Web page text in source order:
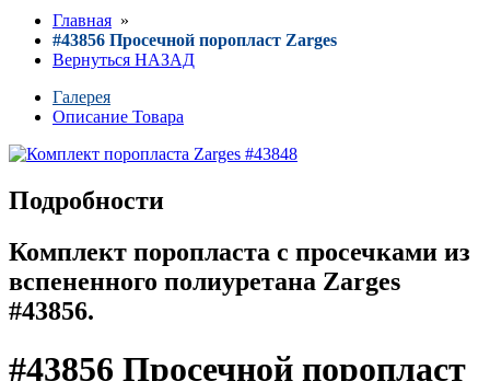
Главная »
#43856 Просечной поропласт Zarges
Вернуться НАЗАД
Галерея
Описание Товара
Подробности
Комплект поропласта с просечками из
вспененного полиуретана Zarges
#43856.
#43856 Просечной поропласт